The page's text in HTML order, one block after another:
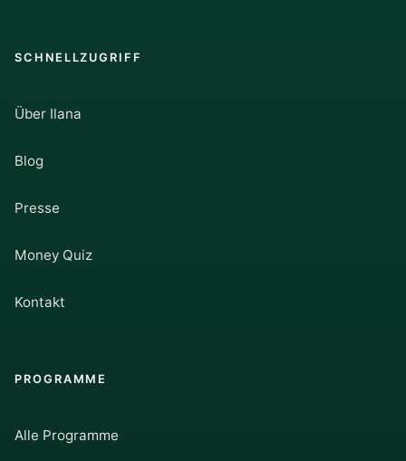
SCHNELLZUGRIFF
Über Ilana
Blog
Presse
Money Quiz
Kontakt
PROGRAMME
Alle Programme